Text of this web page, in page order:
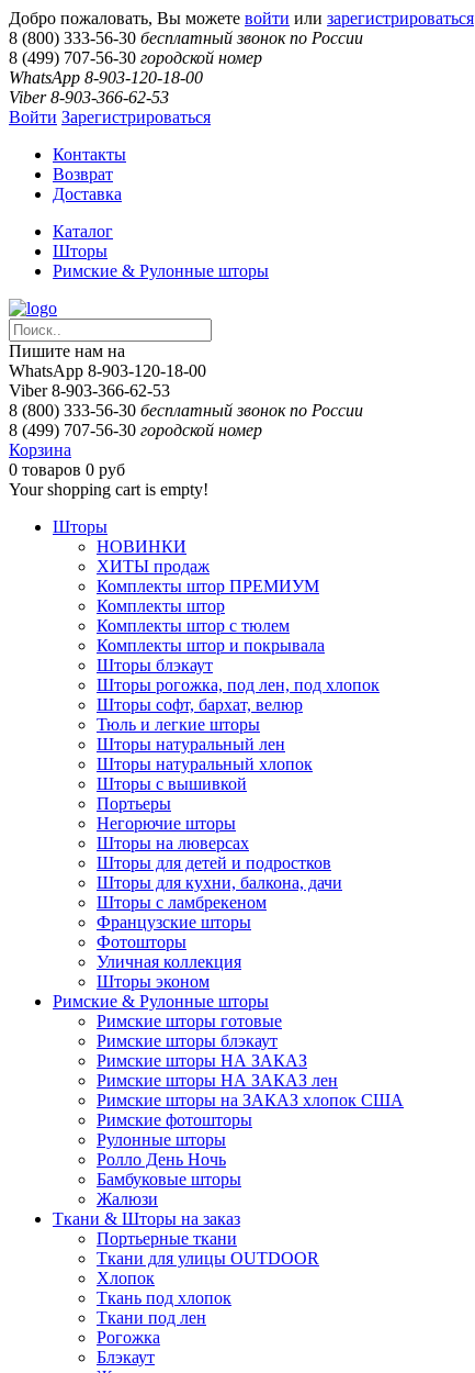
Добро пожаловать, Вы можете войти или зарегистрироваться
8 (800) 333-56-30 бесплатный звонок по России
8 (499) 707-56-30 городской номер
WhatsApp 8-903-120-18-00
Viber 8-903-366-62-53
Войти Зарегистрироваться
Контакты
Возврат
Доставка
Каталог
Шторы
Римские & Рулонные шторы
Пишите нам на
WhatsApp 8-903-120-18-00
Viber 8-903-366-62-53
8 (800) 333-56-30 бесплатный звонок по России
8 (499) 707-56-30 городской номер
Корзина
0 товаров 0 руб
Your shopping cart is empty!
Шторы
НОВИНКИ
ХИТЫ продаж
Комплекты штор ПРЕМИУМ
Комплекты штор
Комплекты штор с тюлем
Комплекты штор и покрывала
Шторы блэкаут
Шторы рогожка, под лен, под хлопок
Шторы софт, бархат, велюр
Тюль и легкие шторы
Шторы натуральный лен
Шторы натуральный хлопок
Шторы с вышивкой
Портьеры
Негорючие шторы
Шторы на люверсах
Шторы для детей и подростков
Шторы для кухни, балкона, дачи
Шторы с ламбрекеном
Французские шторы
Фотошторы
Уличная коллекция
Шторы эконом
Римские & Рулонные шторы
Римские шторы готовые
Римские шторы блэкаут
Римские шторы НА ЗАКАЗ
Римские шторы НА ЗАКАЗ лен
Римские шторы на ЗАКАЗ хлопок США
Римские фотошторы
Рулонные шторы
Ролло День Ночь
Бамбуковые шторы
Жалюзи
Ткани & Шторы на заказ
Портьерные ткани
Ткани для улицы OUTDOOR
Хлопок
Ткань под хлопок
Ткани под лен
Рогожка
Блэкаут